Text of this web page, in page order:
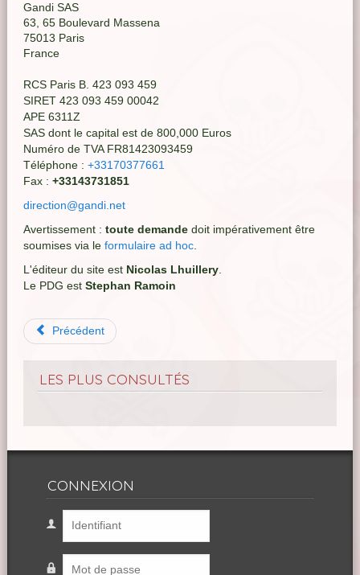
Gandi SAS
63, 65 Boulevard Massena
75013 Paris
France
RCS Paris B. 423 093 459
SIRET 423 093 459 00042
APE 6311Z
SAS dont le capital est de 800,000 Euros
Numéro de TVA FR81423093459
Téléphone : +33170377661
Fax : +33143731851
direction@gandi.net
Avertissement : toute demande doit impérativement être
soumises via le formulaire ad hoc.
L'éditeur du site est Nicolas Lhuillery.
Le PDG est Stephan Ramoin
Précédent
LES PLUS CONSULTÉS
CONNEXION